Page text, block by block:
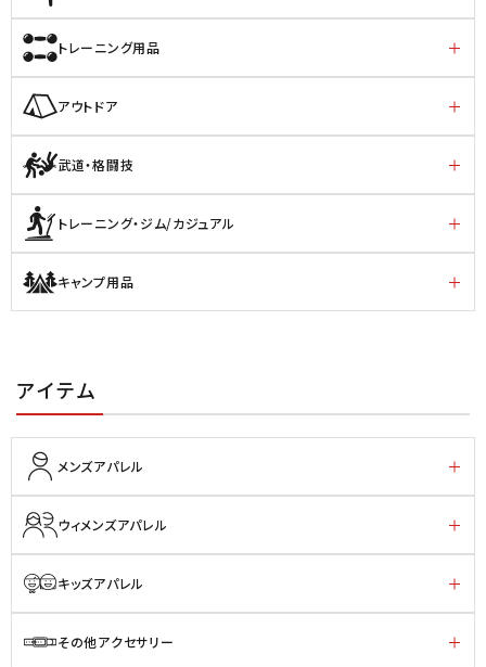
トレーニング用品
アウトドア
武道・格闘技
トレーニング・ジム/カジュアル
キャンプ用品
アイテム
メンズアパレル
ウィメンズアパレル
キッズアパレル
その他アクセサリー